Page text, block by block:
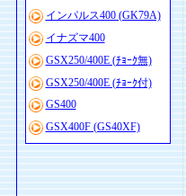
インパルス400 (GK79A)
イナズマ400
GSX250/400E (ﾁｮｰｸ無)
GSX250/400E (ﾁｮｰｸ付)
GS400
GSX400F (GS40XF)